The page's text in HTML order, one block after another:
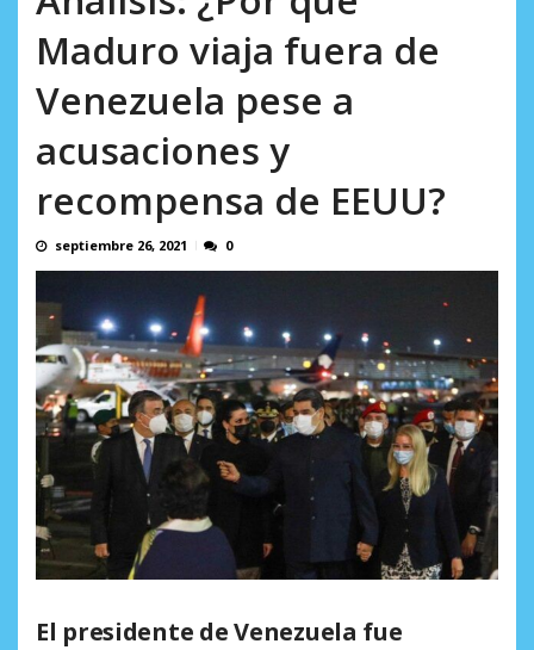
Maduro viaja fuera de
Venezuela pese a
acusaciones y
recompensa de EEUU?
septiembre 26, 2021 0
El presidente de Venezuela fue